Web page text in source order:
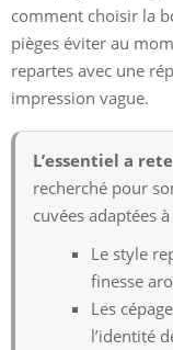
comment choisir la
pièges éviter au
repartes avec une
impression vague.
L’essentiel a
recherché pour
cuvées adaptées
Le style
finesse
Les
l’identité